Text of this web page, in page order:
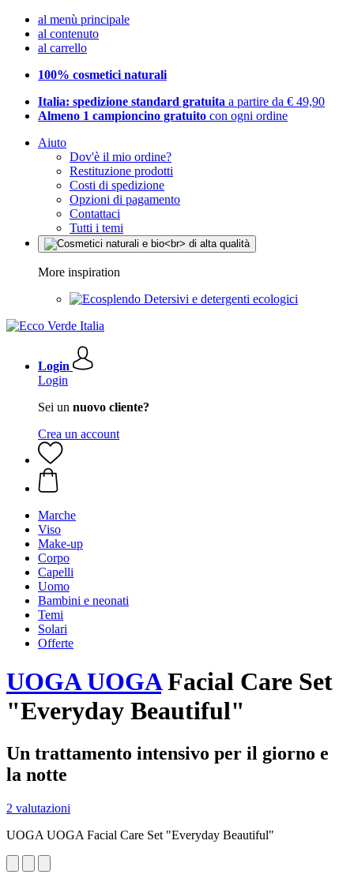
al menù principale
al contenuto
al carrello
100% cosmetici naturali
Italia: spedizione standard gratuita a partire da € 49,90
Almeno 1 campioncino gratuito con ogni ordine
Aiuto
Dov'è il mio ordine?
Restituzione prodotti
Costi di spedizione
Opzioni di pagamento
Contattaci
Tutti i temi
More inspiration
Detersivi e detergenti ecologici
Login
Login
Sei un nuovo cliente?
Crea un account
Marche
Viso
Make-up
Corpo
Capelli
Uomo
Bambini e neonati
Temi
Solari
Offerte
UOGA UOGAFacial Care Set
"Everyday Beautiful"
Un trattamento intensivo per il giorno e
la notte
2 valutazioni
UOGA UOGA Facial Care Set "Everyday Beautiful"